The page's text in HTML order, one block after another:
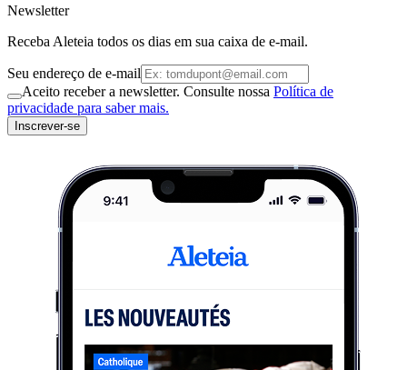
Newsletter
Receba Aleteia todos os dias em sua caixa de e-mail.
Seu endereço de e-mail
Aceito receber a newsletter. Consulte nossa Política de
privacidade para saber mais.
Inscrever-se